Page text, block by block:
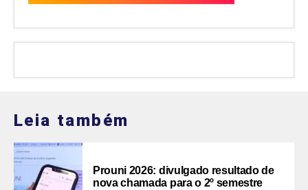
Leia também
Prouni 2026: divulgado resultado de
nova chamada para o 2º semestre